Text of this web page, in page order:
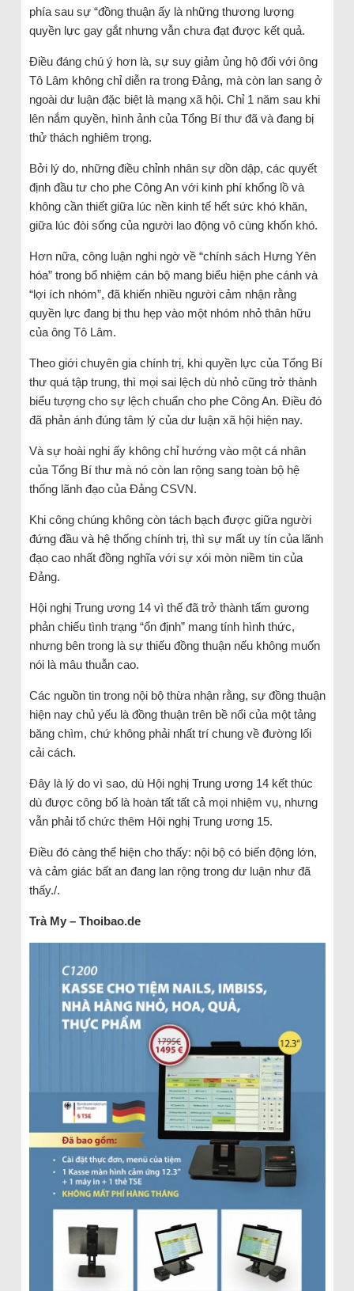
phía sau sự “đồng thuận ấy là những thương lượng
quyền lực gay gắt nhưng vẫn chưa đạt được kết quả.
Điều đáng chú ý hơn là, sự suy giảm ủng hộ đối với ông
Tô Lâm không chỉ diễn ra trong Đảng, mà còn lan sang ở
ngoài dư luận đặc biệt là mạng xã hội. Chỉ 1 năm sau khi
lên nắm quyền, hình ảnh của Tổng Bí thư đã và đang bị
thử thách nghiêm trọng.
Bởi lý do, những điều chỉnh nhân sự dồn dập, các quyết
định đầu tư cho phe Công An với kinh phí khổng lồ và
không cần thiết giữa lúc nền kinh tế hết sức khó khăn,
giữa lúc đòi sống của người lao động vô cùng khốn khó.
Hơn nữa, công luận nghi ngờ về “chính sách Hưng Yên
hóa” trong bổ nhiệm cán bộ mang biểu hiện phe cánh và
“lợi ích nhóm”, đã khiến nhiều người cảm nhận rằng
quyền lực đang bị thu hẹp vào một nhóm nhỏ thân hữu
của ông Tô Lâm.
Theo giới chuyên gia chính trị, khi quyền lực của Tổng Bí
thư quá tập trung, thì mọi sai lệch dù nhỏ cũng trở thành
biểu tượng cho sự lệch chuẩn cho phe Công An. Điều đó
đã phản ánh đúng tâm lý của dư luận xã hội hiện nay.
Và sự hoài nghi ấy không chỉ hướng vào một cá nhân
của Tổng Bí thư mà nó còn lan rộng sang toàn bộ hệ
thống lãnh đạo của Đảng CSVN.
Khi công chúng không còn tách bạch được giữa người
đứng đầu và hệ thống chính trị, thì sự mất uy tín của lãnh
đạo cao nhất đồng nghĩa với sự xói mòn niềm tin của
Đảng.
Hội nghị Trung ương 14 vì thế đã trở thành tấm gương
phản chiếu tình trạng “ổn định” mang tính hình thức,
nhưng bên trong là sự thiếu đồng thuận nếu không muốn
nói là mâu thuẫn cao.
Các nguồn tin trong nội bộ thừa nhận rằng, sự đồng thuận
hiện nay chủ yếu là đồng thuận trên bề nổi của một tảng
băng chìm, chứ không phải nhất trí chung về đường lối
cải cách.
Đây là lý do vì sao, dù Hội nghị Trung ương 14 kết thúc
dù được công bố là hoàn tất tất cả mọi nhiệm vụ, nhưng
vẫn phải tổ chức thêm Hội nghị Trung ương 15.
Điều đó càng thể hiện cho thấy: nội bộ có biến động lớn,
và cảm giác bất an đang lan rộng trong dư luận như đã
thấy./.
Trà My – Thoibao.de